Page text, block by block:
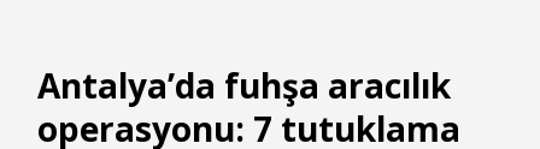
Antalya’da fuhşa aracılık
operasyonu: 7 tutuklama